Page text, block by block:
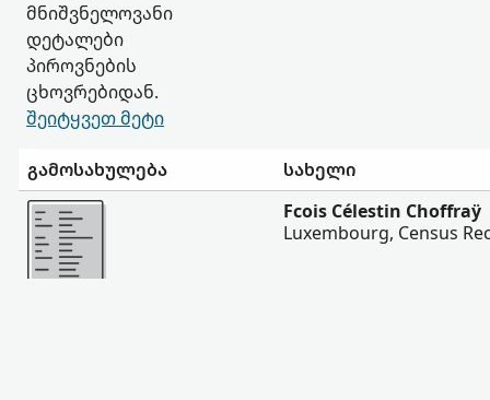
მნიშვნელოვანი
დეტალები
პიროვნების
ცხოვრებიდან.
შეიტყვეთ მეტი
გამოსახულება
სახელი
შევიტყოთ მეტი
Fcois Célestin Choffraÿ
Luxembourg, Census